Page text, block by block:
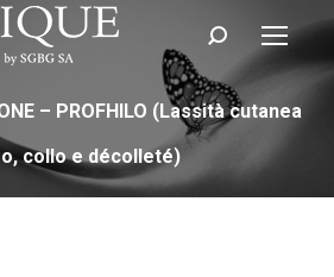
Cerca:
– PROFHILO (Lassità cutanea
collo e décolleté)